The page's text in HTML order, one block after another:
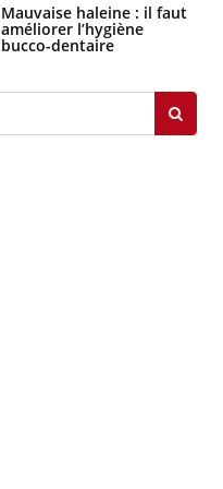
Mauvaise haleine : il faut
améliorer l’hygiène
bucco-dentaire